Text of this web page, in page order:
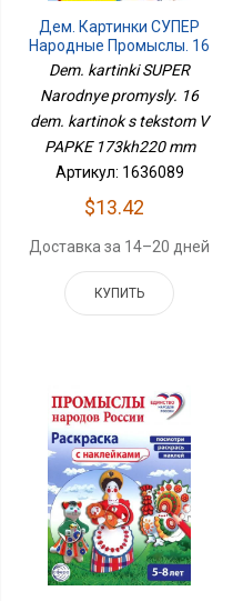
Дем. Картинки СУПЕР
Народные Промыслы. 16
Дем. Картинок С
173х220 Мм
Dem. kartinki SUPER
Narodnye promysly. 16
dem. kartinok s tekstom V
PAPKE 173kh220 mm
Артикул: 1636089
$13.42
Доставка за 14–20 дней
КУПИТЬ